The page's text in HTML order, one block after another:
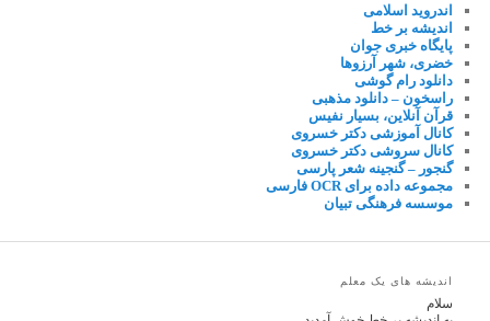
اندروید اسلامی
اندیشه بر خط
پایگاه خبری جوان
خضری، شهر آرزوها
دانلود رام گوشی
راسخون – دانلود مذهبی
قرآن آنلاین، بسیار نفیس
کانال آموزشی دکتر خسروی
کانال سروشی دکتر خسروی
گنجور – گنجینه شعر پارسی
مجموعه داده برای OCR فارسی
موسسه فرهنگی تبیان
اندیشه های یک معلم
سلام